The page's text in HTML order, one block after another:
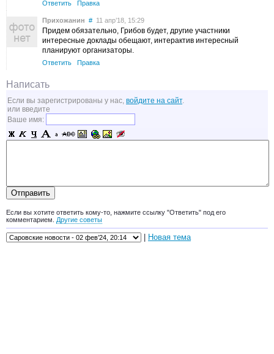
Ответить Правка
Прихожанин # 11 апр’18, 15:29
Придем обязательно, Грибов будет, другие участники
интересные доклады обещают, интерактив интересный
планируют организаторы.
Ответить Правка
Написать
Если вы зарегистрированы у нас, войдите на сайт.
или введите
Ваше имя:
Если вы хотите ответить кому-то, нажмите ссылку "Ответить" под его
комментарием. Другие советы
Новая тема